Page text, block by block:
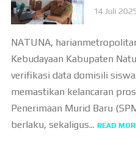
14 Juli 2025
NATUNA,
Kebudayaan Kabupaten
verifikasi data domisili
memastikan kelancaran
Penerimaan Murid Baru
berlaku, sekaligus... READ